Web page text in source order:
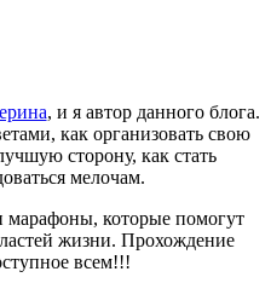
, и я автор данного блога.
как организовать свою
сторону, как стать
мелочам.
которые помогут
жизни. Прохождение
всем!!!